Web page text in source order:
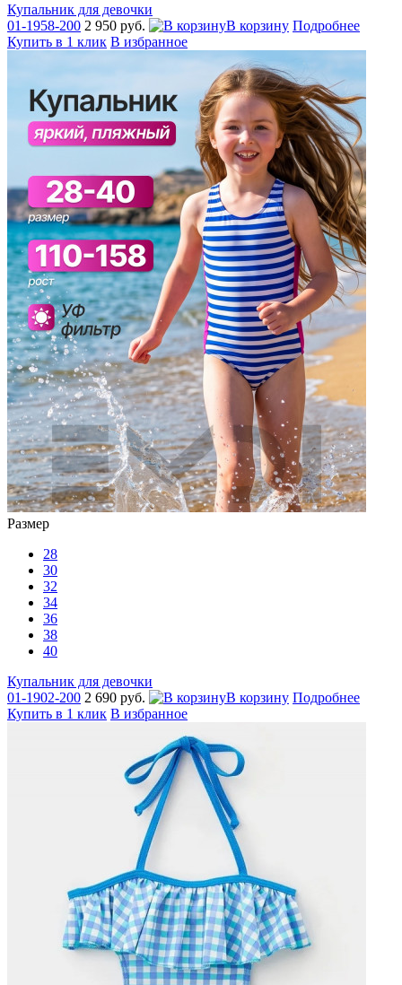
Купальник для девочки
01-1958-200 2 950 руб. В корзину Подробнее
Купить в 1 клик В избранное
Размер
28
30
32
34
36
38
40
Купальник для девочки
01-1902-200 2 690 руб. В корзину Подробнее
Купить в 1 клик В избранное